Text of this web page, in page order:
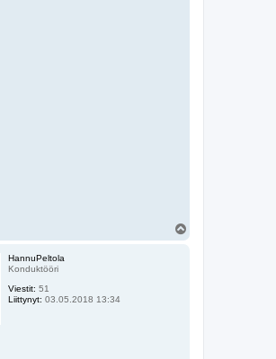
HannuPeltola
Konduktööri
Viestit: 51
Liittynyt: 03.05.2018 13:34